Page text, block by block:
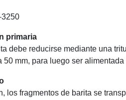
primaria
debe reducirse mediante una
50 mm, para luego ser
los fragmentos de barita se